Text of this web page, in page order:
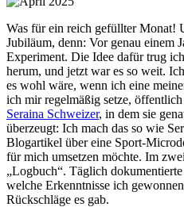
Was für ein reich gefüllter Monat!
Jubiläum, denn: Vor genau einem
Experiment. Die Idee dafür trug
herum, und jetzt war es so weit.
es wohl wäre, wenn ich eine
ich mir regelmäßig setze,
Seraina Schweizer, in dem sie
überzeugt: Ich mach das so wie
Blogartikel über eine Sport-
für mich umsetzen möchte. Im
„Logbuch“. Täglich
welche Erkenntnisse ich
Rückschläge es gab.